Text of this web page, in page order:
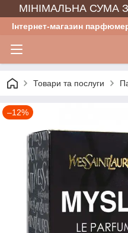
МІНІМАЛЬНА СУМА
Інтернет-магазин
Товари та послуги
–12%